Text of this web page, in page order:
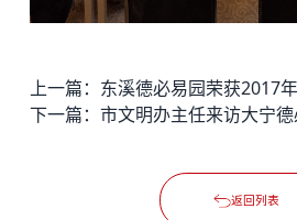
上一篇：
下一篇：
返回列表